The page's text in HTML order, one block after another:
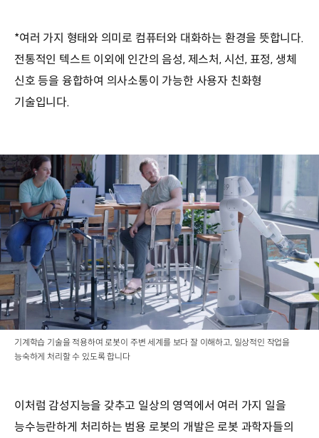
*여러 가지 형태와 의미로 컴퓨터와 대화하는 환경을 뜻합니다.
전통적인 텍스트 이외에 인간의 음성, 제스처, 시선, 표정, 생체
신호 등을 융합하여 의사소통이 가능한 사용자 친화형
기술입니다.
기계학습 기술을 적용하여 로봇이 주변 세계를 보다 잘 이해하고, 일상적인 작업을
능숙하게 처리할 수 있도록 합니다
이처럼 감성지능을 갖추고 일상의 영역에서 여러 가지 일을
능수능란하게 처리하는 범용 로봇의 개발은 로봇 과학자들의